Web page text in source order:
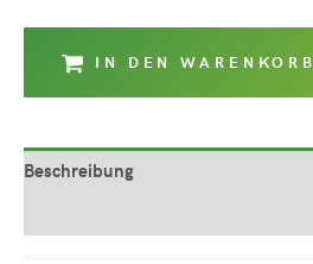
IN DEN WARENKORB
Beschreibung